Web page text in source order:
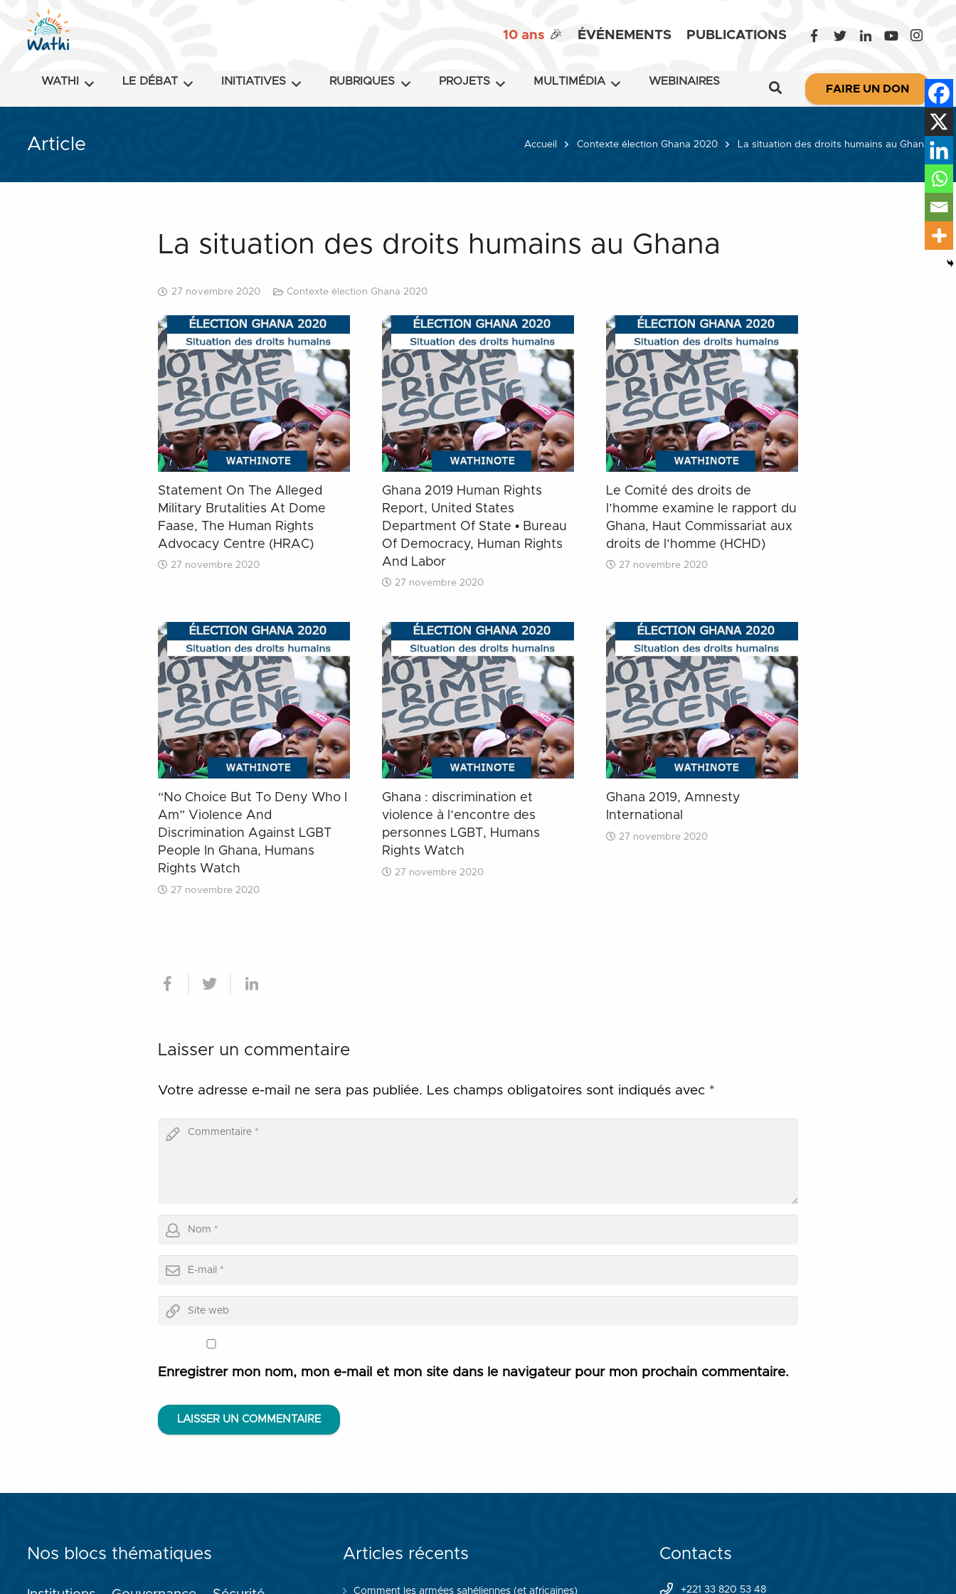
10 ans 🎉 ÉVÉNEMENTS PUBLICATIONS
WATHI LE DÉBAT INITIATIVES RUBRIQUES PROJETS MULTIMÉDIA WEBINAIRES
FAIRE UN DON
Article Accueil Contexte élection Ghana 2020 La situation des droits humains au Ghana
La situation des droits humains au Ghana
27 novembre 2020 Contexte élection Ghana 2020
Statement On The Alleged
Military Brutalities At Dome
Faase, The Human Rights
Advocacy Centre (HRAC)
27 novembre 2020
Ghana 2019 Human Rights
Report, United States
Department Of State • Bureau
Of Democracy, Human Rights
And Labor
27 novembre 2020
Le Comité des droits de
l’homme examine le rapport du
Ghana, Haut Commissariat aux
droits de l’homme (HCHD)
27 novembre 2020
“No Choice But To Deny Who I
Am” Violence And
Discrimination Against LGBT
People In Ghana, Humans
Rights Watch
27 novembre 2020
Ghana : discrimination et
violence à l’encontre des
personnes LGBT, Humans
Rights Watch
27 novembre 2020
Ghana 2019, Amnesty
International
27 novembre 2020
Laisser un commentaire
Votre adresse e-mail ne sera pas publiée. Les champs obligatoires sont indiqués avec *
Enregistrer mon nom, mon e-mail et mon site dans le navigateur pour mon prochain commentaire.
LAISSER UN COMMENTAIRE
Nos blocs thématiques Articles récents
Comment les armées sahéliennes (et africaines)
Contacts
+221 33 820 53 48